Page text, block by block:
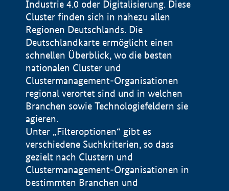
Industrie 4.0 oder Digitalisierung. Diese
Cluster finden sich in nahezu allen
Regionen Deutschlands. Die
Deutschlandkarte ermöglicht einen
schnellen Überblick, wo die besten
nationalen Cluster und
Clustermanagement-Organisationen
regional verortet sind und in welchen
Branchen sowie Technologiefeldern sie
agieren.
Unter „Filteroptionen“ gibt es
verschiedene Suchkriterien, so dass
gezielt nach Clustern und
Clustermanagement-Organisationen in
bestimmten Branchen und
Impressum
Datenschutzerklärung
BMWE, 2026 ©
100 km © Geobasis-DE / BKG 2015